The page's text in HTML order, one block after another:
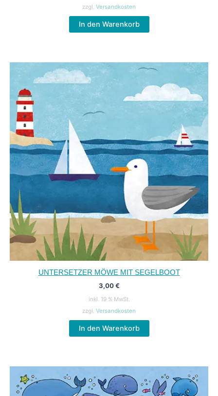
zzgl. Versandkosten
In den Warenkorb
UNTERSETZER MÖWE MIT SEGELBOOT
3,00€
inkl. 19 % MwSt.
zzgl. Versandkosten
In den Warenkorb